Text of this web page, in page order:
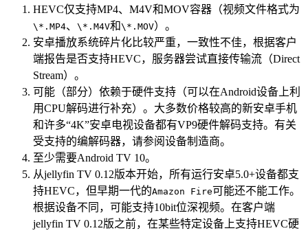
HEVC仅支持MP4、M4V和MOV容器（视频文件格式为
\*.MP4、 \*.M4V和\*.MOV）。
安卓播放系统碎片化比较严重，一致性不佳，根据客户
端报告是否支持HEVC，服务器尝试直接传输流（Direct
Stream）。
可能（部分）依赖于硬件支持（可以在Android设备上利
用CPU解码进行补充）。大多数价格较高的新安卓手机
和许多“4K”安卓电视设备都有VP9硬件解码支持。有关
受支持的编解码器，请参阅设备制造商。
至少需要Android TV 10。
从jellyfin TV 0.12版本开始，所有运行安卓5.0+设备都支
持HEVC，但早期一代的Amazon Fire可能还不能工作。
根据设备不同，可能支持10bit位深视频。在客户端
jellyfin TV 0.12版之前，在某些特定设备上支持HEVC硬